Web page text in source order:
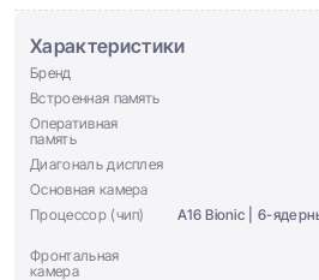
Характеристики
Бренд
Встроенная память
Оперативная
память
Диагональ дисплея
Основная камера
Процессор (чип)
A16 Bionic | 6-
Фронтальная
камера